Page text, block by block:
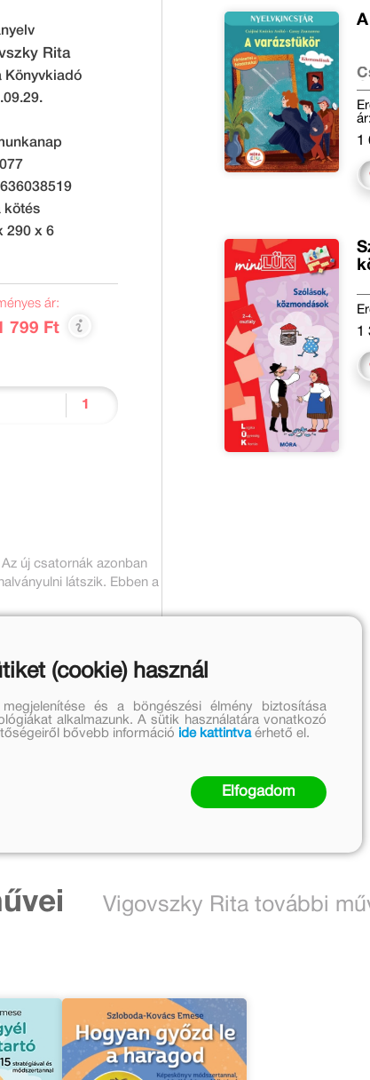
Rita
Könyvkiadó
kötés
290 x 6
ár:
799 Ft
új csatornák azonban
látszik. Ebben a
ár:
1
1
Vigovszky Rita további
(cookie) használ
és a böngészési élmény biztosítása
alkalmazunk. A sütik használatára vonatkozó
bővebb információ ide kattintvaérhető el.
Elfogadom